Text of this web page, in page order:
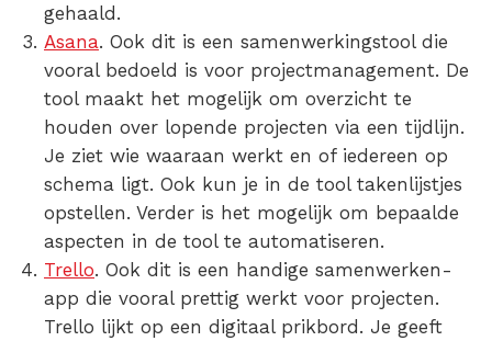
gehaald.
Asana. Ook dit is een samenwerkingstooldie
vooral bedoeld is voor projectmanagement. De
tool maakt het mogelijk om overzicht te
houden over lopende projecten via een tijdlijn.
Je ziet wie waaraan werkt en of iedereen op
schema ligt. Ook kun je in de tool takenlijstjes
opstellen. Verder is het mogelijk om bepaalde
aspecten in de tool te automatiseren.
Trello. Ook dit is een handige samenwerken-
app die vooral prettig werkt voor projecten.
Trello lijkt op een digitaal prikbord. Je geeft